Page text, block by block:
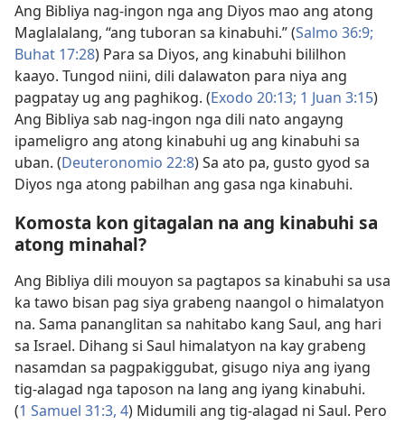
Ang Bibliya nag-ingon nga ang Diyos mao ang atong
Maglalalang, “ang tuboran sa kinabuhi.” (Salmo 36:9;
Buhat 17:28) Para sa Diyos, ang kinabuhi bililhon
kaayo. Tungod niini, dili dalawaton para niya ang
pagpatay ug ang paghikog. (Exodo 20:13; 1 Juan 3:15)
Ang Bibliya sab nag-ingon nga dili nato angayng
ipameligro ang atong kinabuhi ug ang kinabuhi sa
uban. (Deuteronomio 22:8) Sa ato pa, gusto gyod sa
Diyos nga atong pabilhan ang gasa nga kinabuhi.
Komosta kon gitagalan na ang kinabuhi sa
atong minahal?
Ang Bibliya dili mouyon sa pagtapos sa kinabuhi sa usa
ka tawo bisan pag siya grabeng naangol o himalatyon
na. Sama pananglitan sa nahitabo kang Saul, ang hari
sa Israel. Dihang si Saul himalatyon na kay grabeng
nasamdan sa pagpakiggubat, gisugo niya ang iyang
tig-alagad nga taposon na lang ang iyang kinabuhi.
(1 Samuel 31:3, 4) Midumili ang tig-alagad ni Saul. Pero